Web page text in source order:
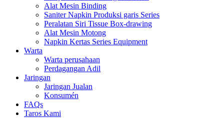
Alat Mesin Binding
Saniter Napkin Produksi garis Series
Peralatan Siri Tissue Box-drawing
Alat Mesin Motong
Napkin Kertas Series Equipment
Warta
Warta perusahaan
Perdagangan Adil
Jaringan
Jaringan Jualan
Konsumén
FAQs
Taros Kami